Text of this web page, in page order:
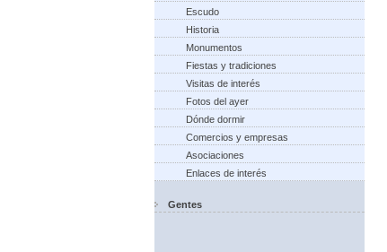
Escudo
Historia
Monumentos
Fiestas y tradiciones
Visitas de interés
Fotos del ayer
Dónde dormir
Comercios y empresas
Asociaciones
Enlaces de interés
Gentes